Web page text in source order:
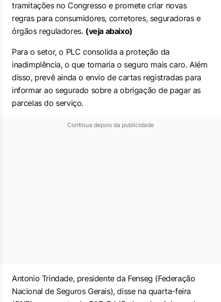
tramitações no Congresso e promete criar novas
regras para consumidores, corretores, seguradoras e
órgãos reguladores. (veja abaixo)
Para o setor, o PLC consolida a proteção da
inadimplência, o que tornaria o seguro mais caro. Além
disso, prevê ainda o envio de cartas registradas para
informar ao segurado sobre a obrigação de pagar as
parcelas do serviço.
Continua depois da publicidade
Antonio Trindade, presidente da Fenseg (Federação
Nacional de Seguros Gerais), disse na quarta-feira